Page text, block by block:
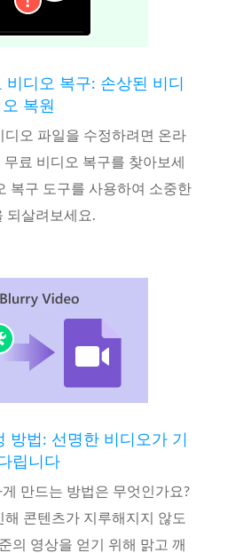
디오 복구: 손상된 비디
오 복원
디오 파일을 수정하려면 온라
료 비디오 복구를 찾아보세
복구 도구를 사용하여 소중한
되살려보세요.
방법: 선명한 비디오가 기
립니다
만드는 방법은 무엇인가요?
해 콘텐츠가 지루해지지 않도
의 영상을 얻기 위해 맑고 깨